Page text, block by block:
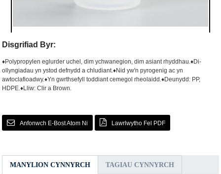
Disgrifiad Byr:
♦Polypropylen eglurder uchel, dim ychwanegion, dim asiant rhyddhau.♦Di-
ollyngiadau yn ystod defnydd a chludiant.♦Nid yw'n pyrogenig ac yn
awtoclafioadwy.♦Yn gwrthsefyll toddiant cemegol rheolaidd.♦Deunydd: PP,
HDPE.♦Lliw: Clir a Brown.
Anfonwch E-Bost Atom Ni Lawrlwytho Fel PDF
MANYLION CYNNYRCH TAGIAU CYNNYRCH